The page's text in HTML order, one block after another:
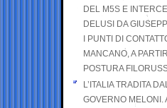
DEL M5S E
DELUSI DA
I PUNTI DI
MANCANO, A
POSTURA
L’ITALIA TRADITA
GOVERNO MELONI.